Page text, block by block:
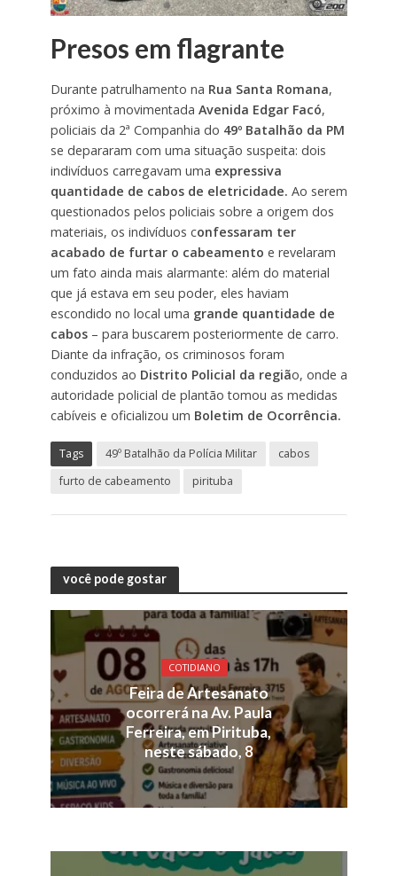
Presos em flagrante
Durante patrulhamento na Rua Santa Romana,
próximo à movimentada Avenida Edgar Facó,
policiais da 2ª Companhia do 49º Batalhão da PM
se depararam com uma situação suspeita: dois
indivíduos carregavam uma expressiva
quantidade de cabos de eletricidade. Ao serem
questionados pelos policiais sobre a origem dos
materiais, os indivíduos confessaram ter
acabado de furtar o cabeamento e revelaram
um fato ainda mais alarmante: além do material
que já estava em seu poder, eles haviam
escondido no local uma grande quantidade de
cabos– para buscarem posteriormente de carro.
Diante da infração, os criminosos foram
conduzidos ao Distrito Policial da região, onde a
autoridade policial de plantão tomou as medidas
cabíveis e oficializou um Boletim de Ocorrência.
Tags 49º Batalhão da Polícia Militar
cabos
furto de cabeamento
pirituba
você pode gostar
COTIDIANO
Feira de Artesanato
ocorrerá na Av. Paula
Ferreira, em Pirituba,
neste sábado, 8